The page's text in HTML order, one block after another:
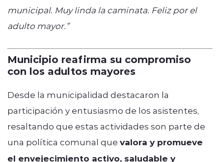
municipal. Muy linda la caminata. Feliz por el
adulto mayor.”
Municipio reafirma su compromiso
con los adultos mayores
Desde la municipalidad destacaron la
participación y entusiasmo de los asistentes,
resaltando que estas actividades son parte de
una política comunal que valora y promueve
el envejecimiento activo, saludable y